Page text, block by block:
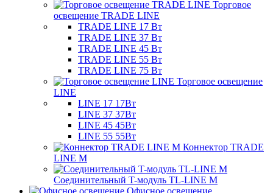
Торговое
освещение TRADE LINE
TRADE LINE 17 Вт
TRADE LINE 37 Вт
TRADE LINE 45 Вт
TRADE LINE 55 Вт
TRADE LINE 75 Вт
Торговое освещение
LINE
LINE 17 17Вт
LINE 37 37Вт
LINE 45 45Вт
LINE 55 55Вт
Коннектор TRADE
LINE M
Соединительный T-модуль TL-LINE M
Офисное освещение